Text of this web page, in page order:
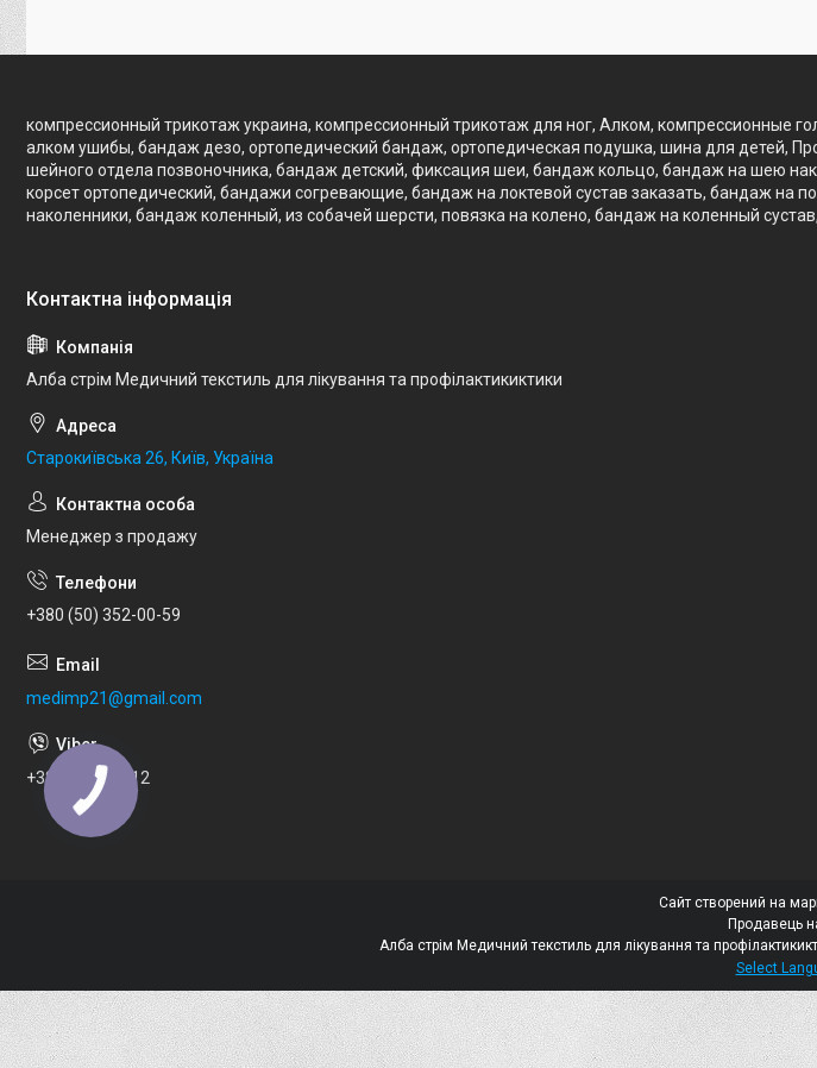
компрессионный трикотаж украина, компрессионный трикотаж для ног, Алком,
алком ушибы, бандаж дезо, ортопедический бандаж, ортопедическая подушка, шина для детей,
шейного отдела позвоночника, бандаж детский, фиксация шеи, бандаж кольцо, бандаж на шею
корсет ортопедический, бандажи согревающие, бандаж на локтевой сустав заказать, бандаж на
наколенники, бандаж коленный, из собачей шерсти, повязка на колено, бандаж на коленный
Алба стрім Медичний текстиль для лікування та профілактикиктики
Старокиївська 26, Київ, Україна
Менеджер з продажу
+380 (50) 352-00-59
medimp21@gmail.com
+380973033112
Сайт створений на
Продавець
Select